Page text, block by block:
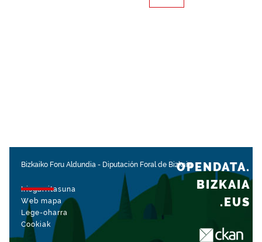
Bizkaiko Foru Aldundia - Diputación Foral de Bizkaia
Irisgarritasuna
Web mapa
Lege-oharra
Cookiak
OPENDATA.
BIZKAIA
.EUS